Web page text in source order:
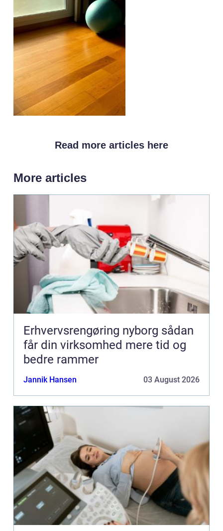
Read more articles here
More articles
Erhvervsrengøring nyborg sådan
får din virksomhed mere tid og
bedre rammer
Jannik Hansen 03 August 2026